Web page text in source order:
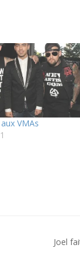
VMAs
Joel